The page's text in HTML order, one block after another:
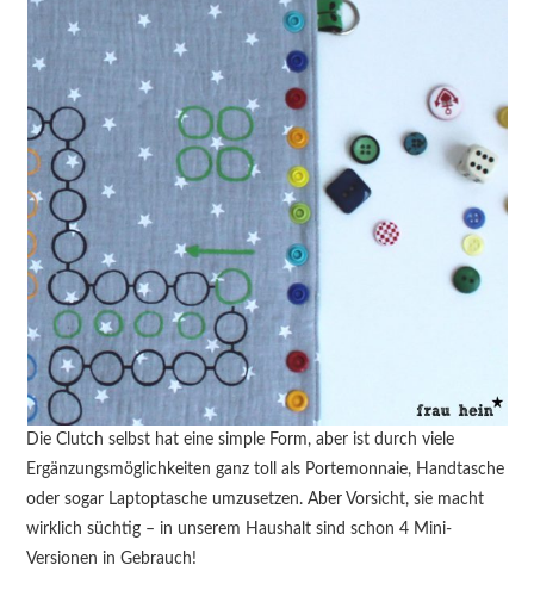
Die Clutch selbst hat eine simple Form, aber ist durch viele
Ergänzungsmöglichkeiten ganz toll als Portemonnaie, Handtasche
oder sogar Laptoptasche umzusetzen. Aber Vorsicht, sie macht
wirklich süchtig – in unserem Haushalt sind schon 4 Mini-
Versionen in Gebrauch!